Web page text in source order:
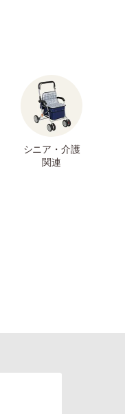
シニア・介護
関連